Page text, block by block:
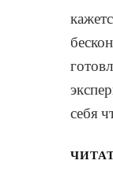
себя